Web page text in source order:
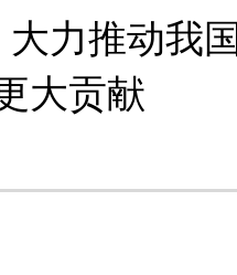
力推动我国
大贡献